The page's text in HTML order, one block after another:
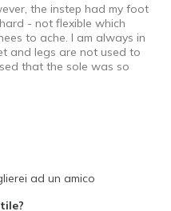
the instep had my foot
- not flexible which
to ache. I am always in
and legs are not used to
that the sole was so
ad un amico